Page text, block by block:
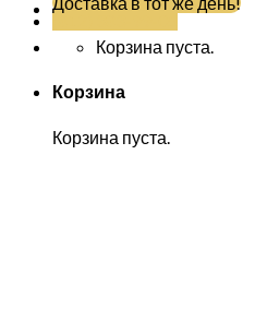
(812) 383-99-05
Корзина пуста.
Корзина
Корзина пуста.